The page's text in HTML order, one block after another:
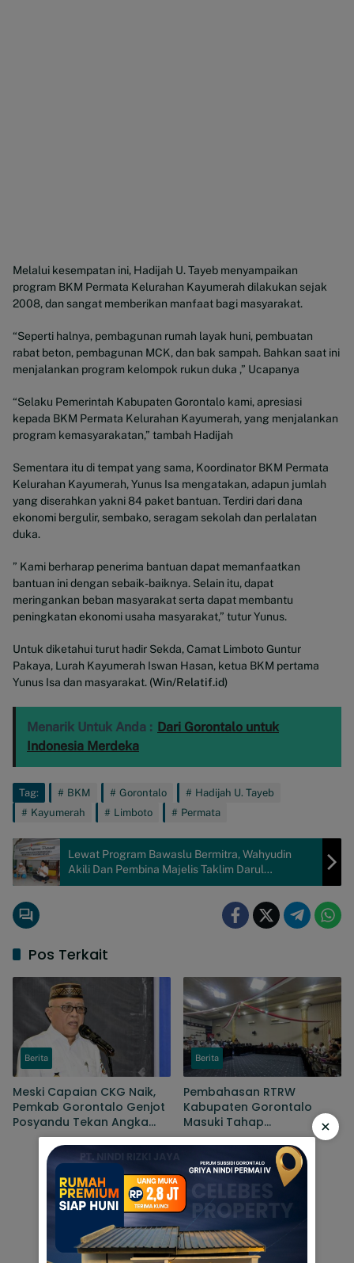
Melalui kesempatan ini, Hadijah U. Tayeb menyampaikan
program BKM Permata Kelurahan Kayumerah dilakukan sejak
2008, dan sangat memberikan manfaat bagi masyarakat.
“Seperti halnya, pembagunan rumah layak huni, pembuatan
rabat beton, pembagunan MCK, dan bak sampah. Bahkan saat ini
menjalankan program kelompok rukun duka ,” Ucapanya
“Selaku Pemerintah Kabupaten Gorontalo kami, apresiasi
kepada BKM Permata Kelurahan Kayumerah, yang menjalankan
program kemasyarakatan,” tambah Hadijah
Sementara itu di tempat yang sama, Koordinator BKM Permata
Kelurahan Kayumerah, Yunus Isa mengatakan, adapun jumlah
yang diserahkan yakni 84 paket bantuan. Terdiri dari dana
ekonomi bergulir, sembako, seragam sekolah dan perlalatan
duka.
” Kami berharap penerima bantuan dapat memanfaatkan
bantuan ini dengan sebaik-baiknya. Selain itu, dapat
meringankan beban masyarakat serta dapat membantu
peningkatan ekonomi usaha masyarakat,” tutur Yunus.
Untuk diketahui turut hadir Sekda, Camat Limboto Guntur
Pakaya, Lurah Kayumerah Iswan Hasan, ketua BKM pertama
Yunus Isa dan masyarakat. (Win/Relatif.id)
Menarik Untuk Anda : Dari Gorontalo untuk
Indonesia Merdeka
Tag: BKM Gorontalo
Hadijah U. Tayeb
Kayumerah
Limboto Permata
Lewat Program Bawaslu Bermitra, Wahyudin
Akili Dan Pembina Majelis Taklim Darul
Mustofha Lakukan Kesepakatan
Pos Terkait
Berita
Meski Capaian CKG Naik,
Pemkab Gorontalo Genjot
Posyandu Tekan Angka
Kematian Ibu Dan Bayi
Berita
Pembahasan RTRW
Kabupaten Gorontalo
Masuki Tahap
Penyempurnaan, Sejumlah
Persoalan Masih Dibahas
×